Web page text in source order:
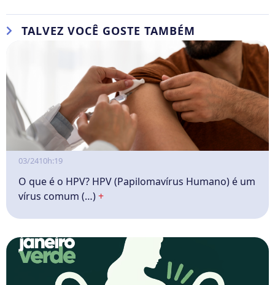
TALVEZ VOCÊ GOSTE TAMBÉM
03/2410h:19
O que é o HPV? HPV (Papilomavírus Humano) é um
vírus comum (…)+